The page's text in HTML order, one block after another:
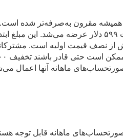
همیشه مقرون به‌صرفه‌تر شده
۵۹۹ دلار عرضه می‌شد. این مبلغ
از نصف قیمت اولیه است.
است حتی قادر باشند تخفیف
ماهانه آنها اعمال
ماهانه قابل توجه